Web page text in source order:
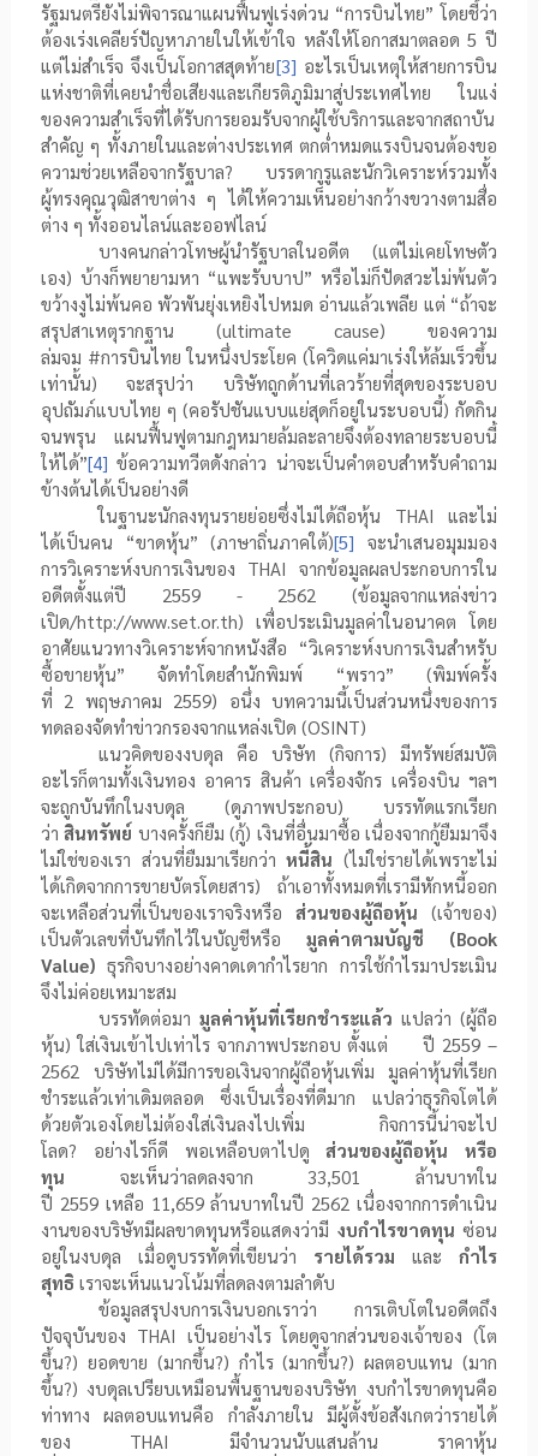
รัฐมนตรียังไม่พิจารณาแผนฟื้นฟูเร่งด่วน “การบินไทย” โดยชี้ว่า
ต้องเร่งเคลียร์ปัญหาภายในให้เข้าใจ หลังให้โอกาสมาตลอด 5 ปี
แต่ไม่สำเร็จ จึงเป็นโอกาสสุดท้าย[3] อะไรเป็นเหตุให้สายการบิน
แห่งชาติที่เคยนำชื่อเสียงและเกียรติภูมิมาสู่ประเทศไทย ในแง่
ของความสำเร็จที่ได้รับการยอมรับจากผู้ใช้บริการและจากสถาบัน
สำคัญ ๆ ทั้งภายในและต่างประเทศ ตกต่ำหมดแรงบินจนต้องขอ
ความช่วยเหลือจากรัฐบาล?บรรดากูรูและนักวิเคราะห์รวมทั้ง
ผู้ทรงคุณวุฒิสาขาต่าง ๆ ได้ให้ความเห็นอย่างกว้างขวางตามสื่อ
ต่าง ๆ ทั้งออนไลน์และออฟไลน์
บางคนกล่าวโทษผู้นำรัฐบาลในอดีต (แต่ไม่เคยโทษตัว
เอง) บ้างก็พยายามหา “แพะรับบาป” หรือไม่ก็ปัดสวะไม่พ้นตัว
ขว้างงูไม่พ้นคอ พัวพันยุ่งเหยิงไปหมด อ่านแล้วเพลีย แต่ “ถ้าจะ
สรุปสาเหตุรากฐาน (ultimate cause)ของความ
ล่มจม #การบินไทย ในหนึ่งประโยค (โควิดแค่มาเร่งให้ล้มเร็วขึ้น
เท่านั้น) จะสรุปว่า บริษัทถูกด้านที่เลวร้ายที่สุดของระบอบ
อุปถัมภ์แบบไทย ๆ (คอรัปชันแบบแย่สุดก็อยู่ในระบอบนี้) กัดกิน
จนพรุน แผนฟื้นฟูตามกฎหมายล้มละลายจึงต้องทลายระบอบนี้
ให้ได้”[4] ข้อความทวีตดังกล่าว น่าจะเป็นคำตอบสำหรับคำถาม
ข้างต้นได้เป็นอย่างดี
ในฐานะนักลงทุนรายย่อยซึ่งไม่ได้ถือหุ้น THAIและไม่
ได้เป็นคน “ขาดหุ้น” (ภาษาถิ่นภาคใต้)[5] จะนำเสนอมุมมอง
การวิเคราะห์งบการเงินของ THAI
จากข้อมูลผลประกอบการใน
อดีตตั้งแต่ปี 2559 - 2562 (ข้อมูลจากแหล่งข่าว
เปิด/http://www.set.or.th) เพื่อประเมินมูลค่าในอนาคต โดย
อาศัยแนวทางวิเคราะห์จากหนังสือ “วิเคราะห์งบการเงินสำหรับ
ซื้อขายหุ้น” จัดทำโดยสำนักพิมพ์ “พราว” (พิมพ์ครั้ง
ที่ 2 พฤษภาคม 2559) อนึ่ง บทความนี้เป็นส่วนหนึ่งของการ
ทดลองจัดทำข่าวกรองจากแหล่งเปิด (OSINT)
แนวคิดของงบดุล คือ บริษัท (กิจการ) มีทรัพย์สมบัติ
อะไรก็ตามทั้งเงินทอง อาคาร สินค้า เครื่องจักร เครื่องบิน ฯลฯ
จะถูกบันทึกในงบดุล (ดูภาพประกอบ) บรรทัดแรกเรียก
ว่าสินทรัพย์ บางครั้งก็ยืม (กู้) เงินที่อื่นมาซื้อ เนื่องจากกู้ยืมมาจึง
ไม่ใช่ของเรา ส่วนที่ยืมมาเรียกว่าหนี้สิน (ไม่ใช่รายได้เพราะไม่
ได้เกิดจากการขายบัตรโดยสาร) ถ้าเอาทั้งหมดที่เรามีหักหนี้ออก
จะเหลือส่วนที่เป็นของเราจริงหรือ ส่วนของผู้ถือหุ้น (เจ้าของ)
เป็นตัวเลขที่บันทึกไว้ในบัญชีหรือ มูลค่าตามบัญชี (Book
Value) ธุรกิจบางอย่างคาดเดากำไรยาก การใช้กำไรมาประเมิน
จึงไม่ค่อยเหมาะสม
บรรทัดต่อมา มูลค่าหุ้นที่เรียกชำระแล้ว แปลว่า (ผู้ถือ
หุ้น) ใส่เงินเข้าไปเท่าไร จากภาพประกอบ ตั้งแต่
ปี 2559 –
2562 บริษัทไม่ได้มีการขอเงินจากผู้ถือหุ้นเพิ่ม มูลค่าหุ้นที่เรียก
ชำระแล้วเท่าเดิมตลอด ซึ่งเป็นเรื่องที่ดีมาก แปลว่าธุรกิจโตได้
ด้วยตัวเองโดยไม่ต้องใส่เงินลงไปเพิ่ม กิจการนี้น่าจะไป
โลด? อย่างไรก็ดี พอเหลือบตาไปดูส่วนของผู้ถือหุ้น หรือ
ทุน จะเห็นว่าลดลงจาก 33,501ล้านบาทใน
ปี 2559 เหลือ 11,659ล้านบาทในปี 2562 เนื่องจากการดำเนิน
งานของบริษัทมีผลขาดทุนหรือแสดงว่ามี งบกำไรขาดทุน ซ่อน
อยู่ในงบดุล เมื่อดูบรรทัดที่เขียนว่า รายได้รวม และกำไร
สุทธิ เราจะเห็นแนวโน้มที่ลดลงตามลำดับ
ข้อมูลสรุปงบการเงินบอกเราว่า การเติบโตในอดีตถึง
ปัจจุบันของ THAI เป็นอย่างไร โดยดูจากส่วนของเจ้าของ (โต
ขึ้น?) ยอดขาย (มากขึ้น?) กำไร (มากขึ้น?) ผลตอบแทน (มาก
ขึ้น?) งบดุลเปรียบเหมือนพื้นฐานของบริษัท งบกำไรขาดทุนคือ
ท่าทาง ผลตอบแทนคือ กำลังภายใน มีผู้ตั้งข้อสังเกตว่ารายได้
ของ THAI มีจำนวนนับแสนล้าน ราคาหุ้น